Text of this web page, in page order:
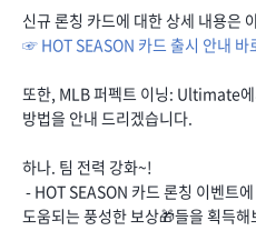
신규 론칭 카드에 대한 상세 내용은
☞ HOT SEASON 카드 출시 안내 바
또한, MLB 퍼펙트 이닝: Ultimate
방법을 안내 드리겠습니다.
하나. 팀 전력 강화~!
- HOT SEASON 카드 론칭 이벤트
도움되는 풍성한 보상🎁들을 획득해